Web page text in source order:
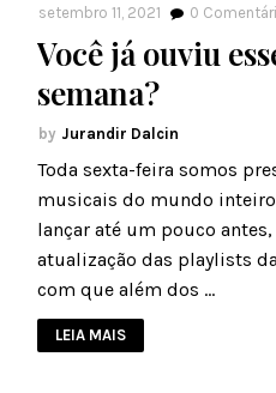
setembro 11, 2021 0
Você já ouviu
semana?
Jurandir Dalcin
Toda sexta-feira somos
musicais do mundo
lançar até um pouco
atualização das playlists
com que além dos …
LEIA MAIS